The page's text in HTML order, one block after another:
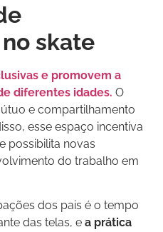
skate
e promovem a
diferentes idades. O
e compartilhamento
esse espaço incentiva
possibilita novas
do trabalho em
dos pais é o tempo
das telas, e a prática